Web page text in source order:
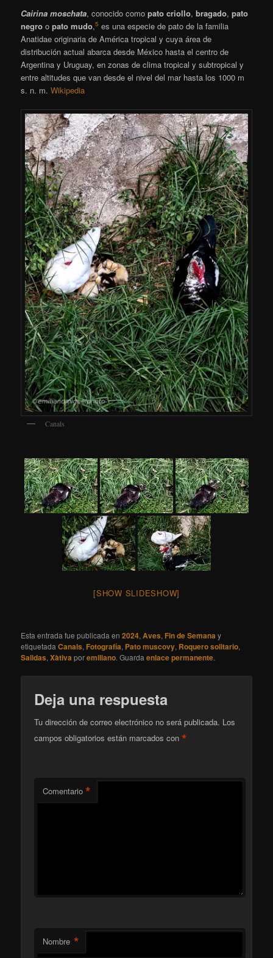
Cairina moschata,​ conocido comopato criollo,bragado,pato
negro opato mudo,5 ​ es una especie de pato de la familia
Anatidae originaria de América tropical y cuya área de
distribución actual abarca desde México hasta el centro de
Argentina y Uruguay, en zonas de clima tropical y subtropical y
entre altitudes que van desde el nivel del mar hasta los 1000 m
s. n. m.Wikipedia
Canals
[SHOW SLIDESHOW]
Esta entrada fue publicada en2024,Aves, Fin de Semana y
etiquetadaCanals, Fotografía, Pato muscovy, Roquero solitario,
Salidas,Xàtiva poremiliano. Guardaenlace permanente.
Deja una respuesta
Tu dirección de correo electrónico no será publicada. Los
campos obligatorios están marcados con*
Comentario *
Nombre *